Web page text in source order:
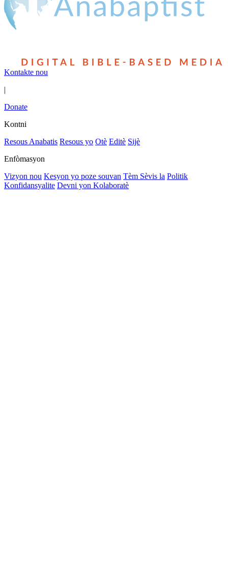
Kontakte nou
|
Donate
Kontni
Resous Anabatis Resous yo Otè Editè Sijè
Enfòmasyon
Vizyon nou Kesyon yo poze souvan Tèm Sèvis la Politik
Konfidansyalite Devni yon Kolaboratè